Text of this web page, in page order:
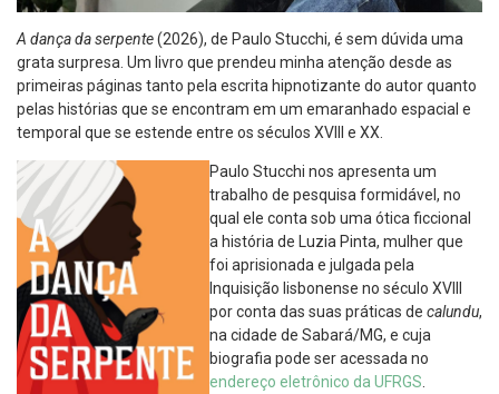
A dança da serpente(2026), de Paulo Stucchi, é sem dúvida uma
grata surpresa. Um livro que prendeu minha atenção desde as
primeiras páginas tanto pela escrita hipnotizante do autor quanto
pelas histórias que se encontram em um emaranhado espacial e
temporal que se estende entre os séculos XVIII e XX.
Paulo Stucchi nos apresenta um
trabalho de pesquisa formidável, no
qual ele conta sob uma ótica ficcional
a história de Luzia Pinta, mulher que
foi aprisionada e julgada pela
Inquisição lisbonense no século XVIII
por conta das suas práticas de calundu,
na cidade de Sabará/MG, e cuja
biografia pode ser acessada no
endereço eletrônico da UFRGS